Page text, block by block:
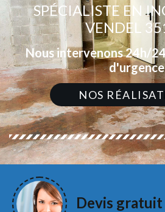
SPÉCIALISTE EN
VENDEL
Nous intervenons 24h/
d'urgence
NOS
Devis gratuit